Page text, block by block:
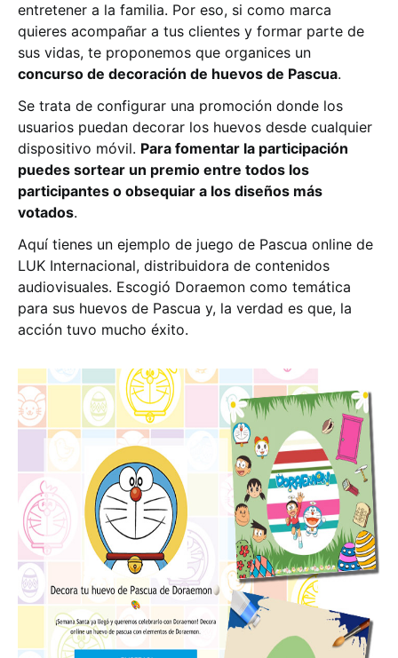
entretener a la familia. Por eso, si como marca
quieres acompañar a tus clientes y formar parte de
sus vidas, te proponemos que organices un
concurso de decoración de huevos de Pascua.
Se trata de configurar una promoción donde los
usuarios puedan decorar los huevos desde cualquier
dispositivo móvil. Para fomentar la participación
puedes sortear un premio entre todos los
participantes o obsequiar a los diseños más
votados.
Aquí tienes un ejemplo de juego de Pascua online de
LUK Internacional, distribuidora de contenidos
audiovisuales. Escogió Doraemon como temática
para sus huevos de Pascua y, la verdad es que, la
acción tuvo mucho éxito.